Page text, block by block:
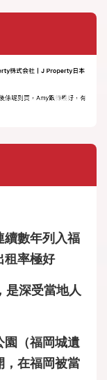
續數年列入福
租率極好
是深受當地人
園（福岡城遺
，在福岡被當